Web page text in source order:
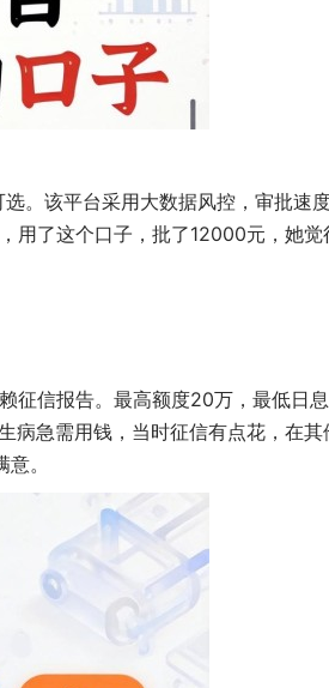
。该平台采用大数据风控，审批速
用了这个口子，批了12000元，她觉
征信报告。最高额度20万，最低日息
病急需用钱，当时征信有点花，在其
。